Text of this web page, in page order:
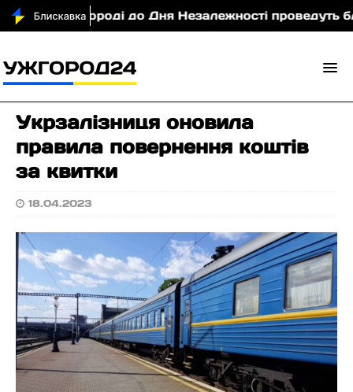
В Ужгороді до Дня Незалежності проведуть
Укрзалізниця оновила
правила повернення коштів
за квитки
18.04.2023